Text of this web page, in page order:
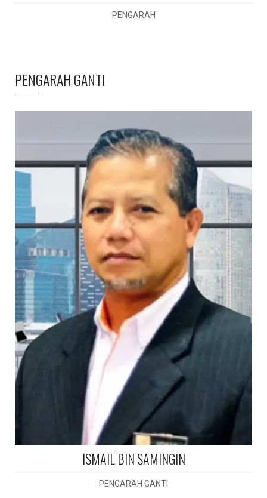
PENGARAH
PENGARAH GANTI
ISMAIL BIN SAMINGIN
PENGARAH GANTI